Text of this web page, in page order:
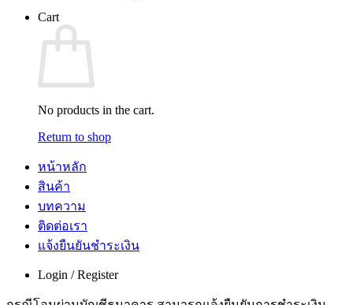
Cart
No products in the cart.
Return to shop
หน้าหลัก
สินค้า
บทความ
ติดต่อเรา
แจ้งยืนยันชำระเงิน
Login / Register